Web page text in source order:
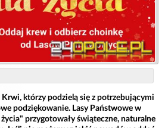
którzy podzielą się z potrzebującymi
podziękowanie. Lasy Państwowe w
przygotowały świąteczne, naturalne